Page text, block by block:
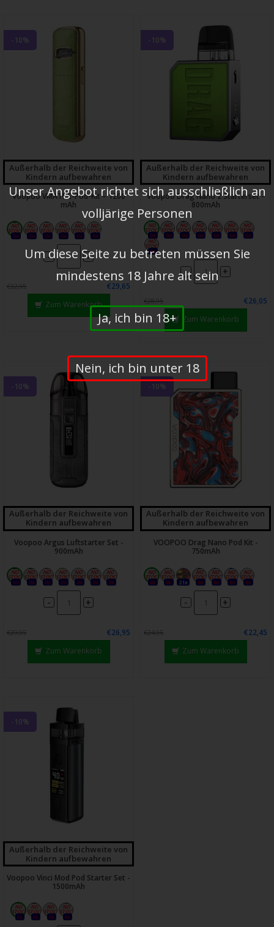
-10%
Außerhalb der Reichweite von
Kindern aufbewahren
Voopoo VMATE E-Pod-Kit – 1200
mAh
0x 0x 0x 0x 0x 0x
- +
€32,95
€29,65
Zum Warenkorb
-10%
Außerhalb der Reichweite von
Kindern aufbewahren
Voopoo Drag Nano 2 Starterset -
800mAh
0x 0x 0x 0x 0x 0x
0x
0x
- +
€28,95
€26,05
Zum Warenkorb
-10%
Außerhalb der Reichweite von
Kindern aufbewahren
Voopoo Argus Luftstarter Set -
900mAh
0x 0x 0x 0x 0x 0x 0x
- +
€29,95
€26,95
Zum Warenkorb
-10%
Außerhalb der Reichweite von
Kindern aufbewahren
VOOPOO Drag Nano Pod Kit -
750mAh
0x 0x 21x 0x 0x 0x 0x
- +
€24,95
€22,45
Zum Warenkorb
-10%
Außerhalb der Reichweite von
Kindern aufbewahren
Voopoo Vinci Mod Pod Starter Set -
1500mAh
0x 0x 0x 0x
Unser Angebot richtet sich ausschließlich an
volljärige Personen
Um diese Seite zu betreten müssen Sie
mindestens 18 Jahre alt sein
Ja, ich bin 18+
Nein, ich bin unter 18